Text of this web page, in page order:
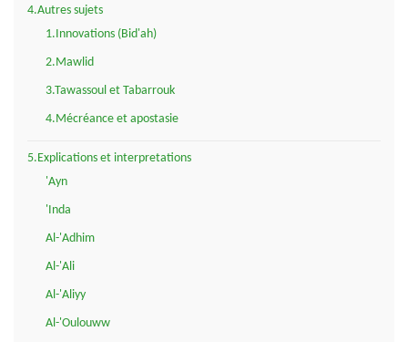
4.Autres sujets
1.Innovations (Bid'ah)
2.Mawlid
3.Tawassoul et Tabarrouk
4.Mécréance et apostasie
5.Explications et interpretations
'Ayn
'Inda
Al-'Adhim
Al-'Ali
Al-'Aliyy
Al-'Oulouww